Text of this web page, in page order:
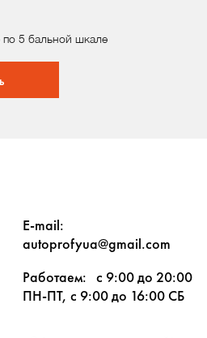
по 5 бальной шкале
E-mail:
autoprofyua@gmail.com
Работаем: с 9:00 до 20:00
ПН-ПТ, с 9:00 до 16:00 СБ